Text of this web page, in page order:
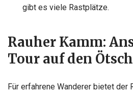
gibt es viele Rastplätze.
Rauher Kamm:
Tour auf den
Für erfahrene Wanderer bietet der